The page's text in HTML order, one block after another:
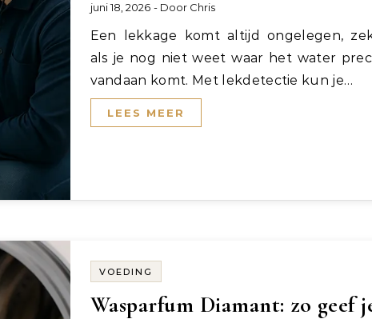
juni 18, 2026 - Door Chris
Een lekkage komt altijd ongelegen, zeker
als je nog niet weet waar het water
vandaan komt. Met lekdetectie kun je…
LEES MEER
VOEDING
Wasparfum Diamant: zo geef